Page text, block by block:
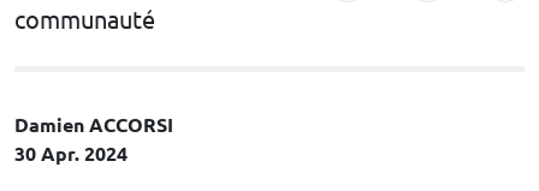
communauté
Damien ACCORSI
30 Apr. 2024